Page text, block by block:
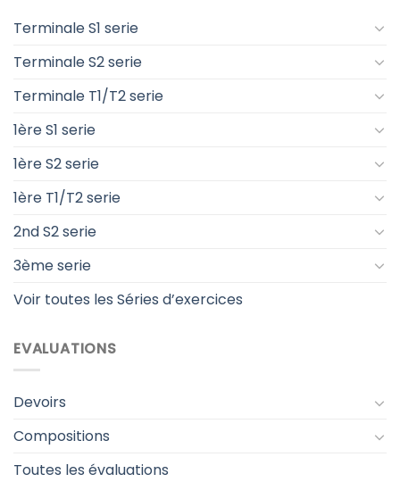
Terminale S1 serie
Terminale S2 serie
Terminale T1/T2 serie
1ère S1 serie
1ère S2 serie
1ère T1/T2 serie
2nd S2 serie
3ème serie
Voir toutes les Séries d’exercices
EVALUATIONS
Devoirs
Compositions
Toutes les évaluations